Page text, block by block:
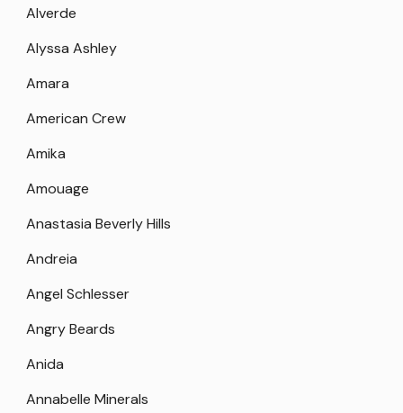
Alverde
Alyssa Ashley
Amara
American Crew
Amika
Amouage
Anastasia Beverly Hills
Andreia
Angel Schlesser
Angry Beards
Anida
Annabelle Minerals